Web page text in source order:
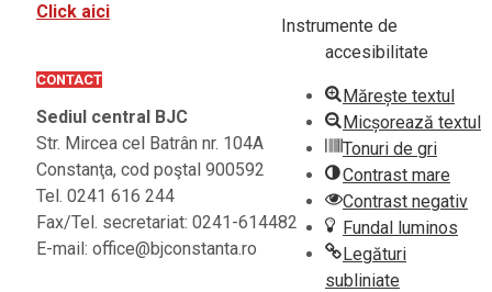
Click aici
CONTACT
Sediul central BJC
Str. Mircea cel Batrân nr. 104A
Constanţa, cod poştal 900592
Tel. 0241 616 244
Fax/Tel. secretariat: 0241-614482
E-mail: office@bjconstanta.ro
Instrumente de
accesibilitate
Mărește textul
Micșorează textul
Tonuri de gri
Contrast mare
Contrast negativ
Fundal luminos
Legături
subliniate